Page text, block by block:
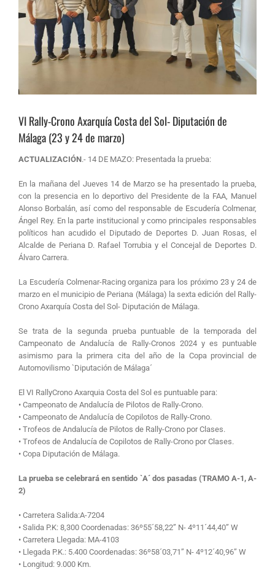
VI Rally-Crono Axarquía Costa del Sol- Diputación de
Málaga (23 y 24 de marzo)
ACTUALIZACIÓN.- 14 DE MAZO: Presentada la prueba:
En la mañana del Jueves 14 de Marzo se ha presentado la prueba,
con la presencia en lo deportivo del Presidente de la FAA, Manuel
Alonso Borbalán, así como del responsable de Escudería Colmenar,
Ángel Rey. En la parte institucional y como principales responsables
políticos han acudido el Diputado de Deportes D. Juan Rosas, el
Alcalde de Periana D. Rafael Torrubia y el Concejal de Deportes D.
Álvaro Carrera.
La Escudería Colmenar-Racing organiza para los próximo 23 y 24 de
marzo en el municipio de Periana (Málaga) la sexta edición del Rally-
Crono Axarquía Costa del Sol- Diputación de Málaga.
Se trata de la segunda prueba puntuable de la temporada del
Campeonato de Andalucía de Rally-Cronos 2024 y es puntuable
asimismo para la primera cita del año de la Copa provincial de
Automovilismo `Diputación de Málaga´
El VI RallyCrono Axarquia Costa del Sol es puntuable para:
• Campeonato de Andalucía de Pilotos de Rally-Crono.
• Campeonato de Andalucía de Copilotos de Rally-Crono.
• Trofeos de Andalucía de Pilotos de Rally-Crono por Clases.
• Trofeos de Andalucía de Copilotos de Rally-Crono por Clases.
• Copa Diputación de Málaga.
La prueba se celebrará en sentido `A´ dos pasadas (TRAMO A-1, A-
2)
• Carretera Salida:A-7204
• Salida P.K: 8,300 Coordenadas: 36º55´58,22” N- 4º11´44,40” W
• Carretera Llegada: MA-4103
• Llegada P.K.: 5.400 Coordenadas: 36º58´03,71” N- 4º12´40,96” W
• Longitud: 9.000 Km.